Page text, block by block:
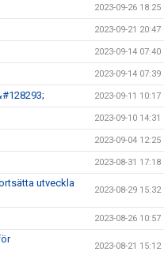
2023-09-26 18:25
2023-09-21 20:47
2023-09-14 07:40
2023-09-14 07:39
2023-09-11 10:17
2023-09-10 14:31
2023-09-04 12:25
2023-08-31 17:18
utveckla
2023-08-29 15:32
2023-08-26 10:57
2023-08-21 15:12